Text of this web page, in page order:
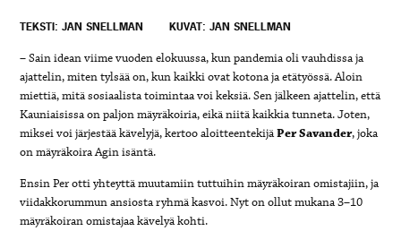
TEKSTI: JAN SNELLMAN KUVAT: JAN SNELLMAN
– Sain idean viime vuoden elokuussa, kun pandemia oli vauhdissa ja
ajattelin, miten tylsää on, kun kaikki ovat kotona ja etätyössä. Aloin
miettiä, mitä sosiaalista toimintaa voi keksiä. Sen jälkeen ajattelin, että
Kauniaisissa on paljon mäyräkoiria, eikä niitä kaikkia tunneta. Joten,
miksei voi järjestää kävelyjä, kertoo aloitteentekijäPer Savander, joka
on mäyräkoira Agin isäntä.
Ensin Per otti yhteyttä muutamiin tuttuihin mäyräkoiran omistajiin, ja
viidakkorummun ansiosta ryhmä kasvoi. Nyt on ollut mukana 3–10
mäyräkoiran omistajaa kävelyä kohti.